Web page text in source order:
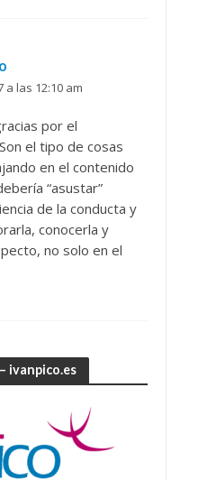
a las 12:10 am
por el
el tipo de cosas
en el contenido
“asustar”
de la conducta y
conocerla y
no solo en el
ivanpico.es